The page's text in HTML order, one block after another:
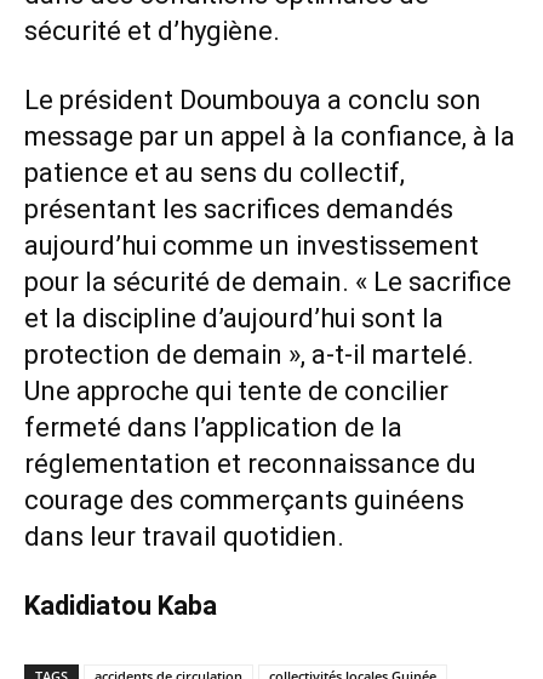
sécurité et d’hygiène.
Le président Doumbouya a conclu son
message par un appel à la confiance, à la
patience et au sens du collectif,
présentant les sacrifices demandés
aujourd’hui comme un investissement
pour la sécurité de demain. « Le sacrifice
et la discipline d’aujourd’hui sont la
protection de demain », a-t-il martelé.
Une approche qui tente de concilier
fermeté dans l’application de la
réglementation et reconnaissance du
courage des commerçants guinéens
dans leur travail quotidien.
Kadidiatou Kaba